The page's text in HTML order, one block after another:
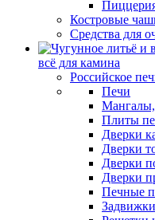
Костровые
Средства для
всё для камина
Российское
Печи
Мангалы,
Плиты
Дверки
Дверки
Дверки
Дверки
Печные